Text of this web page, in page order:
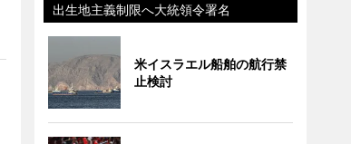
出生地主義制限へ大統領令署名
米イスラエル船舶の航行禁
止検討